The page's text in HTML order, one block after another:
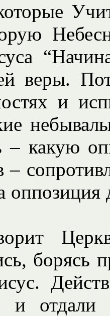
веры.
и
какую
–
оппозиция
борясь
и